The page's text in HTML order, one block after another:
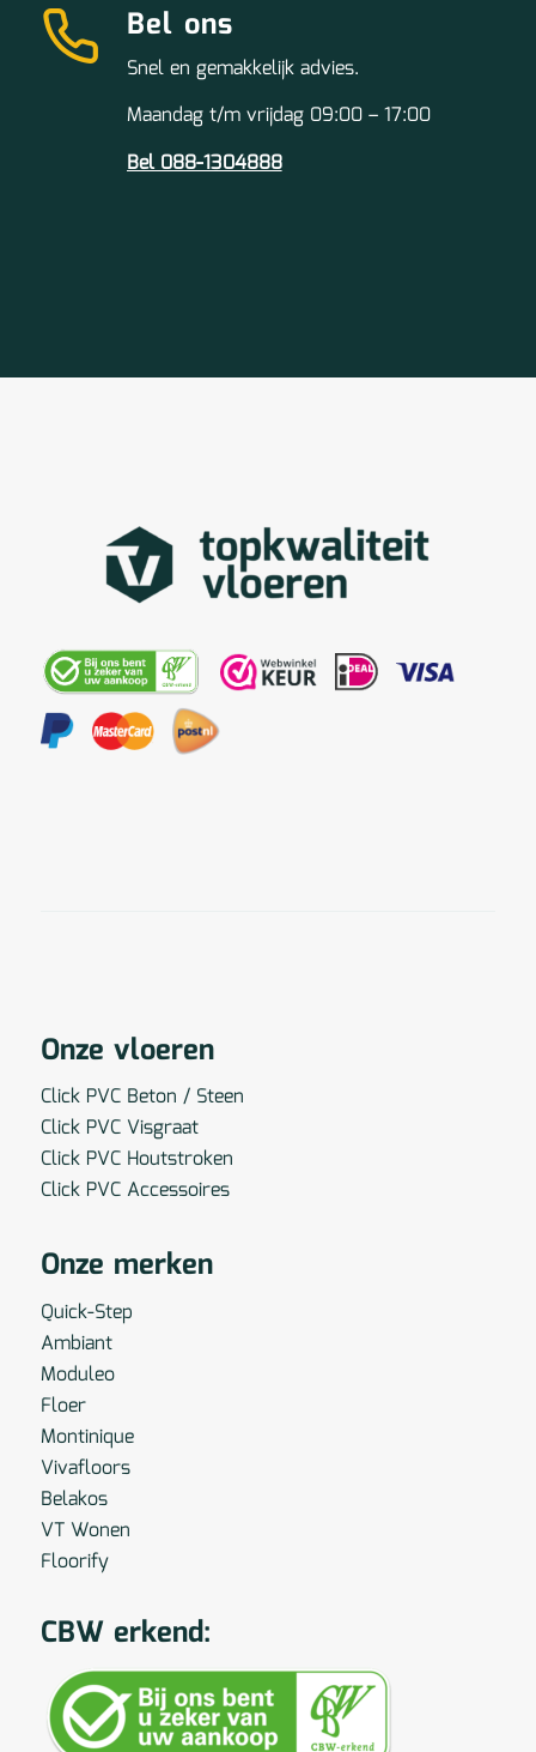
Bel ons
Snel en gemakkelijk advies.
Maandag t/m vrijdag 09:00 – 17:00
Bel 088-1304888
Onze vloeren
Click PVC Beton / Steen
Click PVC Visgraat
Click PVC Houtstroken
Click PVC Accessoires
Onze merken
Quick-Step
Ambiant
Moduleo
Floer
Montinique
Vivafloors
Belakos
VT Wonen
Floorify
CBW erkend: